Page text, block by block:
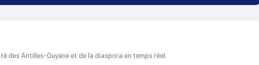
des Antilles-Guyane et de la diaspora en temps réel.